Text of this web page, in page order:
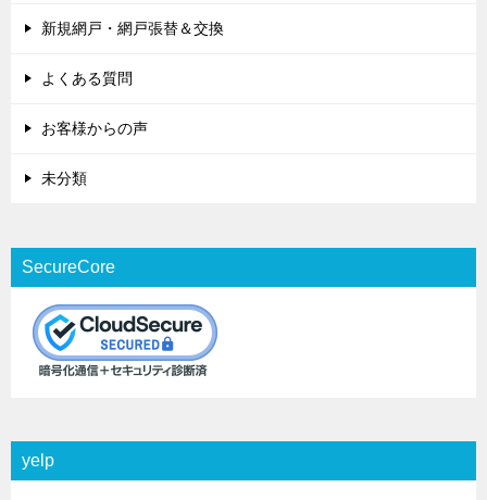
新規網戸・網戸張替＆交換
よくある質問
お客様からの声
未分類
SecureCore
yelp